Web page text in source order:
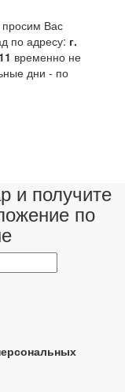
Вас
по адресу: г.
временно не
дни - по
и получите
по